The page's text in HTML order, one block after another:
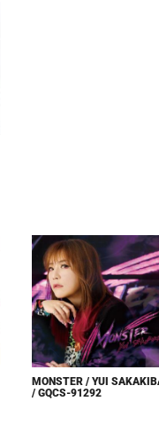
MONSTER / YUI
/ GQCS-91292